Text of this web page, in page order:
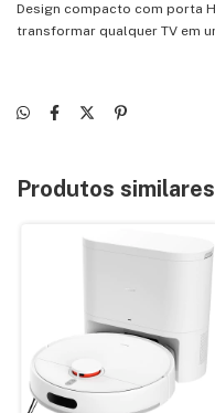
Design compacto com porta
transformar qualquer TV em
Produtos similares